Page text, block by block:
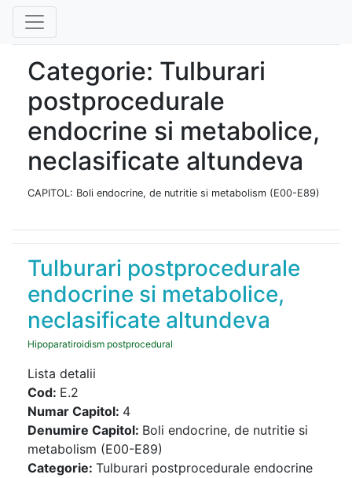
Categorie: Tulburari
postprocedurale
endocrine si metabolice,
neclasificate altundeva
CAPITOL: Boli endocrine, de nutritie si metabolism (E00-E89)
Tulburari postprocedurale
endocrine si metabolice,
neclasificate altundeva
Hipoparatiroidism postprocedural
Lista detalii
Cod: E.2
Numar Capitol: 4
Denumire Capitol: Boli endocrine, de nutritie si
metabolism (E00-E89)
Categorie: Tulburari postprocedurale endocrine